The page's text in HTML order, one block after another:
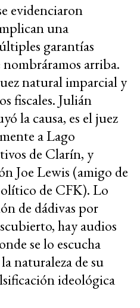
evidenciaron
una
garantías
arriba.
natural imparcial y
fiscales. Julián
la causa, es el juez
a Lago
de Clarín, y
Joe Lewis (amigo de
de CFK). Lo
de dádivas por
hay audios
se lo escucha
naturaleza de su
ideológica